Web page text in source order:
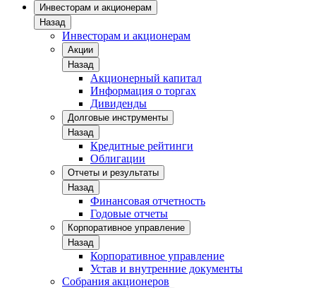
Инвесторам и акционерам
Назад
Инвесторам и акционерам
Акции
Назад
Акционерный капитал
Информация о торгах
Дивиденды
Долговые инструменты
Назад
Кредитные рейтинги
Облигации
Отчеты и результаты
Назад
Финансовая отчетность
Годовые отчеты
Корпоративное управление
Назад
Корпоративное управление
Устав и внутренние документы
Собрания акционеров